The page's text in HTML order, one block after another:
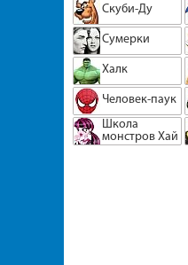
Скуби-Ду
Сумерки
Халк
Человек-паук
Школа
монстров Хай